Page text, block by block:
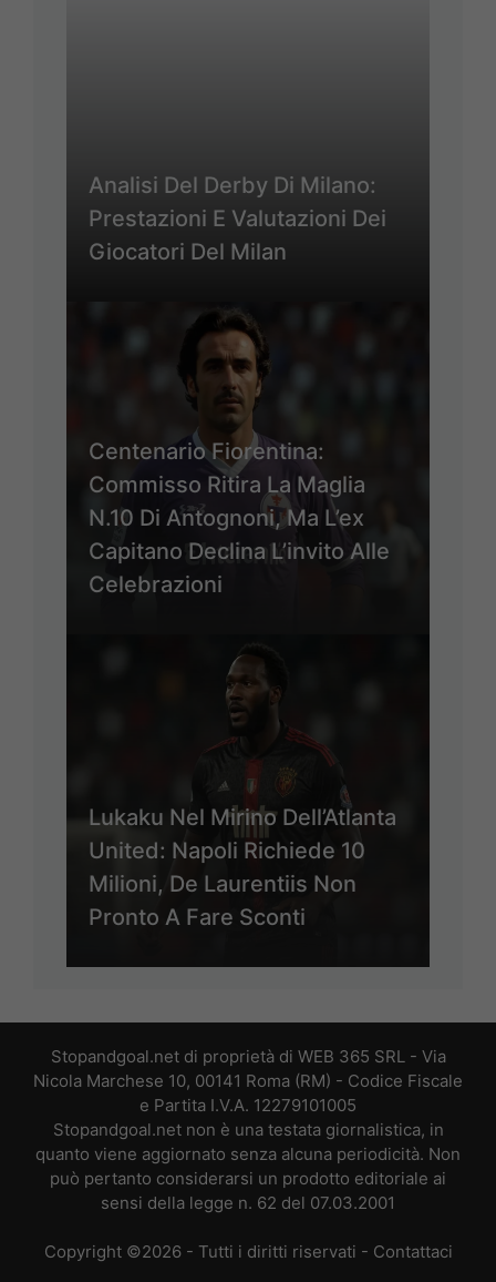
Analisi Del Derby Di Milano:
Prestazioni E Valutazioni Dei
Giocatori Del Milan
Centenario Fiorentina:
Commisso Ritira La Maglia
N.10 Di Antognoni, Ma L’ex
Capitano Declina L’invito Alle
Celebrazioni
Lukaku Nel Mirino Dell’Atlanta
United: Napoli Richiede 10
Milioni, De Laurentiis Non
Pronto A Fare Sconti
Stopandgoal.net di proprietà di WEB 365 SRL - Via
Nicola Marchese 10, 00141 Roma (RM) - Codice Fiscale
e Partita I.V.A. 12279101005
Stopandgoal.net non è una testata giornalistica, in
quanto viene aggiornato senza alcuna periodicità. Non
può pertanto considerarsi un prodotto editoriale ai
sensi della legge n. 62 del 07.03.2001
Copyright ©2026 - Tutti i diritti riservati - Contattaci